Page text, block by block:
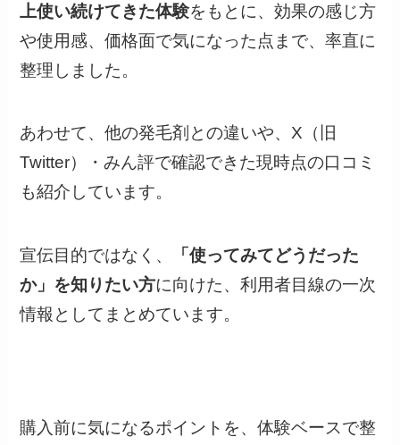
上使い続けてきた体験をもとに、効果の感じ方
や使用感、価格面で気になった点まで、率直に
整理しました。
あわせて、他の発毛剤との違いや、X（旧
Twitter）・みん評で確認できた現時点の口コミ
も紹介しています。
宣伝目的ではなく、
「使ってみてどうだった
か」を知りたい方に向けた、利用者目線の一次
情報としてまとめています。
購入前に気になるポイントを、体験ベースで整